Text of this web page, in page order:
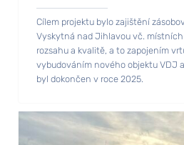
Cílem projektu bylo zajištění
Vyskytná nad Jihlavou vč.
rozsahu a kvalitě, a to zapojením
vybudováním nového objektu VDJ
byl dokončen v roce 2025.